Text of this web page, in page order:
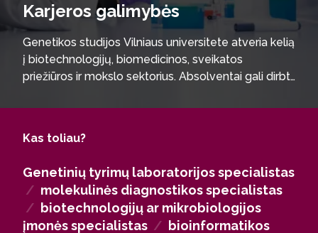
Karjeros galimybės
Genetikos studijos Vilniaus universitete atveria kelią
į biotechnologijų, biomedicinos, sveikatos
priežiūros ir mokslo sektorius. Absolventai gali dirbti
įmonėse, mokslo institutuose, klinikinėse ir
sektoriuje – tokiose organizacijose kaip „Thermo
VU ligoninės Santaros klinikos ar Nacionalinis vėžio
institutas. Įgijus pedagoginį pasirengimą, galima
dirbti biologijos mokytoju ir prisidėti prie jaunųjų
tyrėjų ugdymo.
Kas toliau?
Genetinių tyrimų laboratorijos specialistas
/ molekulinės diagnostikos specialistas
/ biotechnologijų ar mikrobiologijos
įmonės specialistas / bioinformatikos